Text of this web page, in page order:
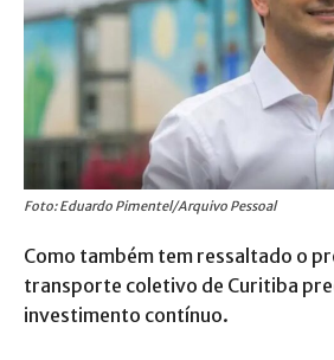
Foto: Eduardo Pimentel/Arquivo Pessoal
Como também tem ressaltado o
transporte coletivo de Curitiba
investimento contínuo.